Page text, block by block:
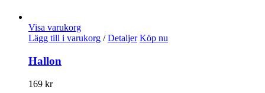
Visa varukorg
Lägg till i varukorg / Detaljer Köp nu
Hallon
169 kr